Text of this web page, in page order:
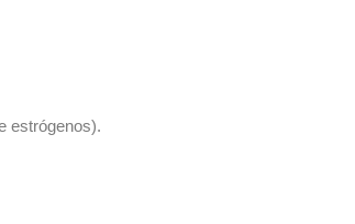
estrógenos).